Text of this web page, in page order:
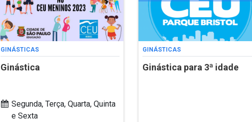
GINÁSTICAS
Ginástica
Segunda, Terça, Quarta, Quinta
e Sexta
GINÁSTICAS
Ginástica para 3ª idade